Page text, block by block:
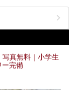
た！
てきました！
写真無料｜小学生
ー完備